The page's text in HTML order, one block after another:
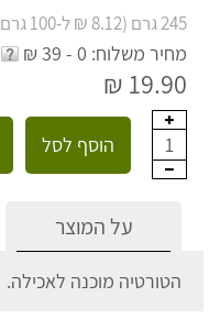
245 גרם (8.12 ₪ ל-100 גרם)
מחיר משלוח: 0 - 39 ₪
19.90 ₪
1 הוסף לסל
על המוצר
הטורטיה מוכנה לאכילה.